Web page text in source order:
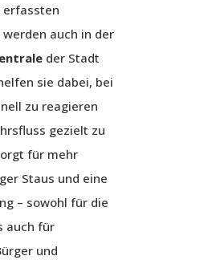
erfassten
auch in der
der Stadt
sie dabei, bei
zu reagieren
gezielt zu
für mehr
Staus und eine
– sowohl für die
auch für
und